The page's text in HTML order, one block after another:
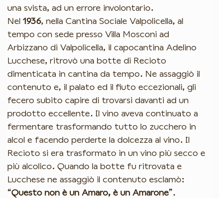
una svista, ad un errore involontario.
Nel 1936, nella Cantina Sociale Valpolicella, al
tempo con sede presso Villa Mosconi ad
Arbizzano di Valpolicella, il capocantina Adelino
Lucchese, ritrovò una botte di Recioto
dimenticata in cantina da tempo. Ne assaggiò il
contenuto e, il palato ed il fiuto eccezionali, gli
fecero subito capire di trovarsi davanti ad un
prodotto eccellente. Il vino aveva continuato a
fermentare trasformando tutto lo zucchero in
alcol e facendo perderte la dolcezza al vino. Il
Recioto si era trasformato in un vino più secco e
più alcolico. Quando la botte fu ritrovata e
Lucchese ne assaggiò il contenuto esclamò:
“Questo non è un Amaro, è un Amarone”.